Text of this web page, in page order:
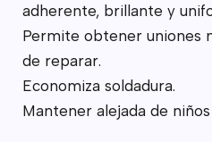
adherente, brillante y
Permite obtener uniones
de reparar.
Economiza soldadura.
Mantener alejada de